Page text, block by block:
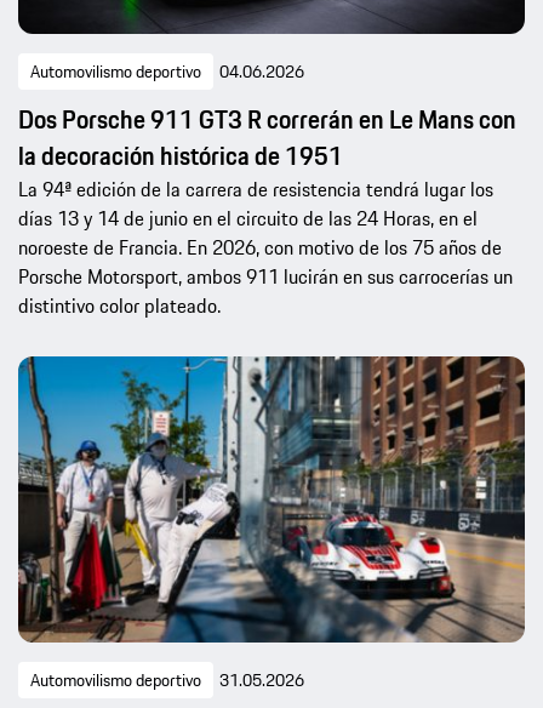
Automovilismo deportivo 04.06.2026
Dos Porsche 911 GT3 R correrán en Le Mans con
la decoración histórica de 1951
La 94ª edición de la carrera de resistencia tendrá lugar los
días 13 y 14 de junio en el circuito de las 24 Horas, en el
noroeste de Francia. En 2026, con motivo de los 75 años de
Porsche Motorsport, ambos 911 lucirán en sus carrocerías un
distintivo color plateado.
Automovilismo deportivo 31.05.2026